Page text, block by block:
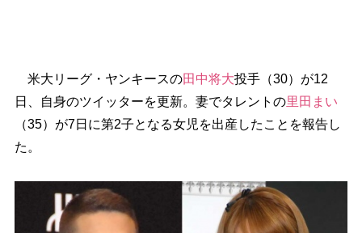
米大リーグ・ヤンキースの田中将大投手（30）が12
日、自身のツイッターを更新。妻でタレントの里田まい
（35）が7日に第2子となる女児を出産したことを報告し
た。